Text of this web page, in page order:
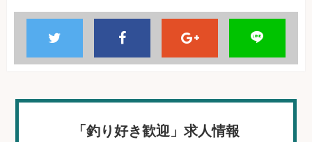
「釣り好き歓迎」求人情報